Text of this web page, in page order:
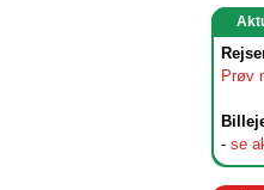
Prøv
- se